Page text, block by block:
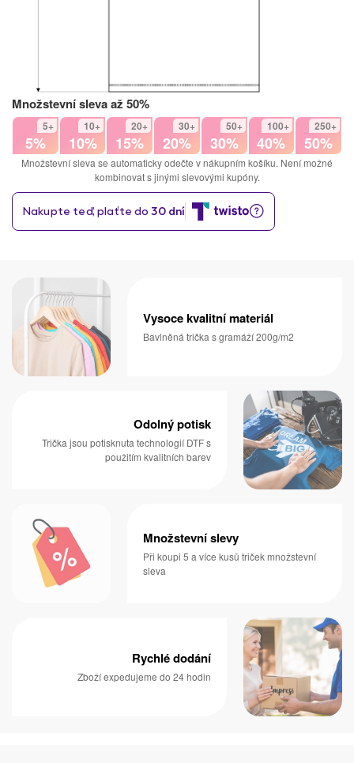
Množstevní sleva až 50%
5+
5%
10+
10%
20+
15%
30+
20%
50+
30%
100+
40%
250+
50%
Množstevní sleva se automaticky odečte v nákupním košíku. Není možné
kombinovat s jinými slevovými kupóny.
Vysoce kvalitní materiál
Bavlněná trička s gramáží 200g/m2
Odolný potisk
Trička jsou potisknuta technologií DTF s
použitím kvalitních barev
Množstevní slevy
Při koupi 5 a více kusů triček množstevní
sleva
Rychlé dodání
Zboží expedujeme do 24 hodin